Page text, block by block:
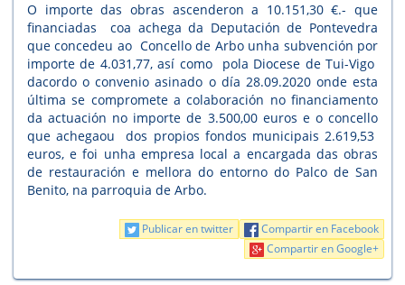
O importe das obras ascenderon a 10.151,30 €.- que
financiadas coa achega da Deputación de Pontevedra
que concedeu ao Concello de Arbo unha subvención por
importe de 4.031,77, así como pola Diocese de Tui-Vigo
dacordo o convenio asinado o día 28.09.2020 onde esta
última se compromete a colaboración no financiamento
da actuación no importe de 3.500,00 euros e o concello
que achegaou dos propios fondos municipais 2.619,53
euros, e foi unha empresa local a encargada das obras
de restauración e mellora do entorno do Palco de San
Benito, na parroquia de Arbo.
Compartir en Facebook
Publicar en twitter
Compartir en Google+